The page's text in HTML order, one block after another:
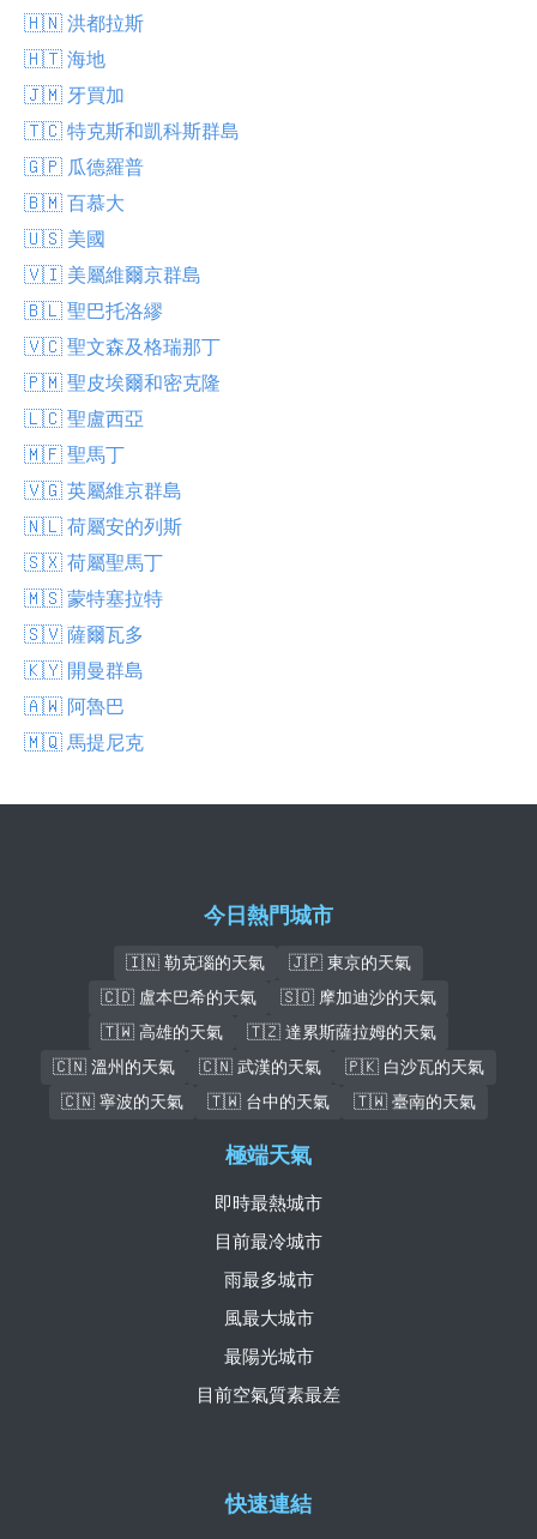
🇭🇳 洪都拉斯
🇭🇹 海地
🇯🇲 牙買加
🇹🇨 特克斯和凱科斯群島
🇬🇵 瓜德羅普
🇧🇲 百慕大
🇺🇸 美國
🇻🇮 美屬維爾京群島
🇧🇱 聖巴托洛繆
🇻🇨 聖文森及格瑞那丁
🇵🇲 聖皮埃爾和密克隆
🇱🇨 聖盧西亞
🇲🇫 聖馬丁
🇻🇬 英屬維京群島
🇳🇱 荷屬安的列斯
🇸🇽 荷屬聖馬丁
🇲🇸 蒙特塞拉特
🇸🇻 薩爾瓦多
🇰🇾 開曼群島
🇦🇼 阿魯巴
🇲🇶 馬提尼克
今日熱門城市
🇮🇳 勒克瑙的天氣
🇯🇵 東京的天氣
🇨🇩 盧本巴希的天氣
🇸🇴 摩加迪沙的天氣
🇹🇼 高雄的天氣
🇹🇿 達累斯薩拉姆的天氣
🇨🇳 溫州的天氣
🇨🇳 武漢的天氣
🇵🇰 白沙瓦的天氣
🇨🇳 寧波的天氣
🇹🇼 台中的天氣 🇹🇼 臺南的天氣
快速連結
極端天氣
即時最熱城市
目前最冷城市
雨最多城市
風最大城市
最陽光城市
目前空氣質素最差